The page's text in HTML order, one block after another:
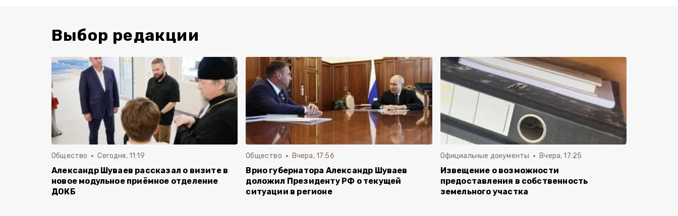
Выбор редакции
Общество Сегодня, 11:19
Александр Шуваев рассказал о визите в
новое модульное приёмное отделение
ДОКБ
Общество Вчера, 17:56
Врио губернатора Александр Шуваев
доложил Президенту РФ о текущей
ситуации в регионе
Официальные документы Вчера, 17:25
Извещение о возможности
предоставления в собственность
земельного участка